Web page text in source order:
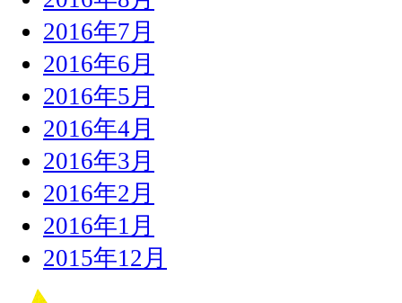
2016年7月
2016年6月
2016年5月
2016年4月
2016年3月
2016年2月
2016年1月
2015年12月